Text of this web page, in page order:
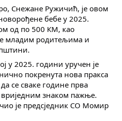
УПРАВА
Снежане Ружичић, је овом
бебе у 2025.
од по 500 КМ, као
младим родитељима и
у 2025. години уручен је
покренута нова пракса
се сваке године прва
знаком пажње.
је предсједник СО Момир